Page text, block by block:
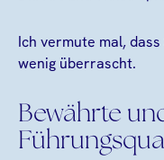
Ich vermute mal,
wenig überrascht.
Bewährte